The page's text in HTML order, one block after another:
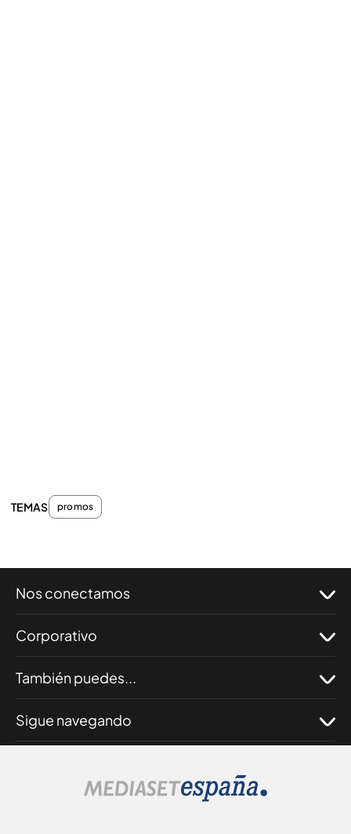
TEMAS promos
Nos conectamos
Corporativo
También puedes...
Sigue navegando